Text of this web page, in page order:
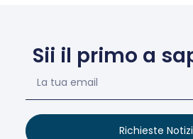
Sii il primo a
Richieste